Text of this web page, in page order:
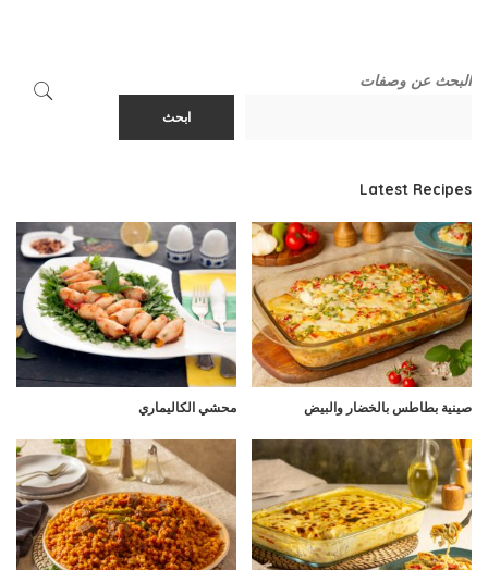
البحث عن وصفات
ابحث
Latest Recipes
صينية بطاطس بالخضار والبيض محشي الكاليماري